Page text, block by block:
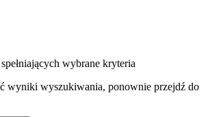
wybrane kryteria
wyniki wyszukiwania, ponownie przejdź do